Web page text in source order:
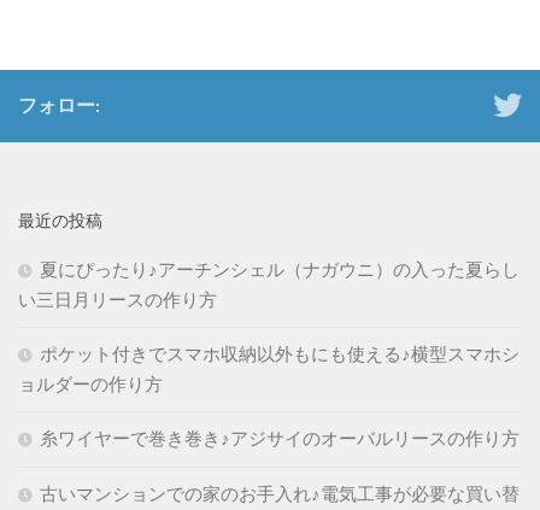
フォロー:
最近の投稿
夏にぴったり♪アーチンシェル（ナガウニ）の入った夏らし
い三日月リースの作り方
ポケット付きでスマホ収納以外もにも使える♪横型スマホシ
ョルダーの作り方
糸ワイヤーで巻き巻き♪アジサイのオーバルリースの作り方
古いマンションでの家のお手入れ♪電気工事が必要な買い替